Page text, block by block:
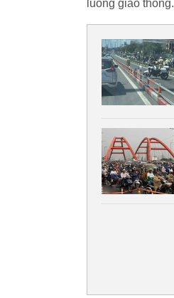
luồng giao thông.